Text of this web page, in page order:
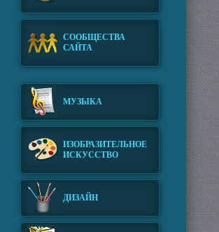
СООБЩЕСТВА
САЙТА
МУЗЫКА
ИЗОБРАЗИТЕЛЬНОЕ
ИСКУССТВО
ДИЗАЙН